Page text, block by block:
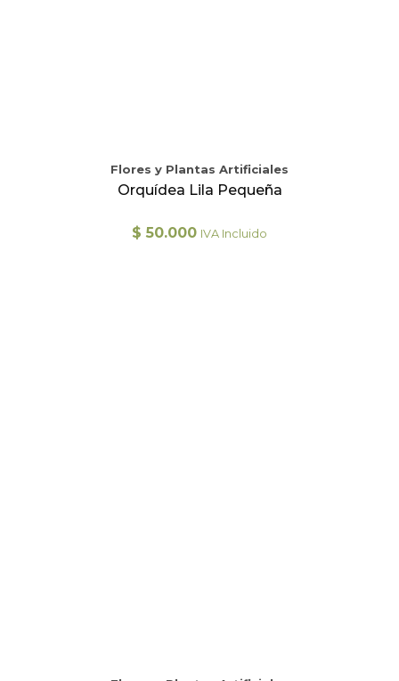
Flores y Plantas Artificiales
Orquídea Lila Pequeña
$ 50.000 IVA Incluido